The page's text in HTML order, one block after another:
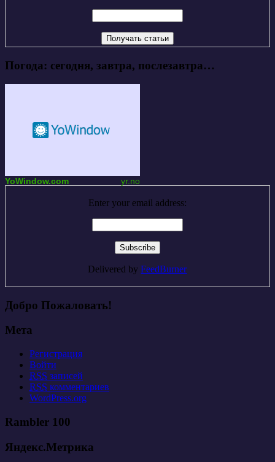
Погода: сегодня, завтра, послезавтра…
YoWindow.com yr.no
Enter your email address:
Delivered byFeedBurner
Добро Пожаловать!
Мета
Регистрация
Войти
RSS записей
RSS комментариев
WordPress.org
Rambler 100
Яндекс.Метрика